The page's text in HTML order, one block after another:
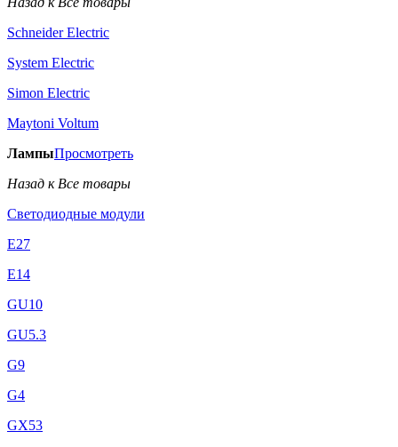
Schneider Electric
System Electric
Simon Electric
Maytoni Voltum
ЛампыПросмотреть
Назад к Все товары
Светодиодные модули
E27
E14
GU10
GU5.3
G9
G4
GX53